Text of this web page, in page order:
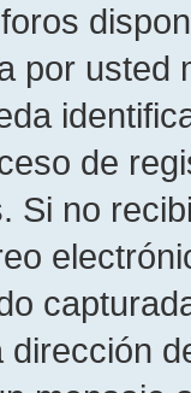
por usted
de
Si no
dirección